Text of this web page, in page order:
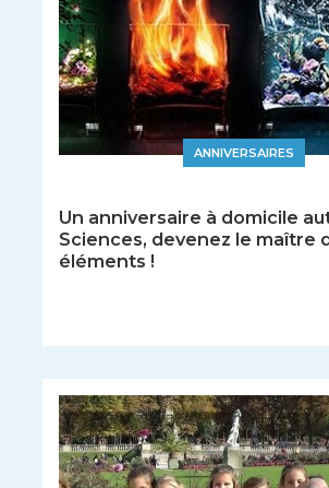
ANNIVERSAIRES
Un anniversaire à domicile
Sciences, devenez le maître
éléments !